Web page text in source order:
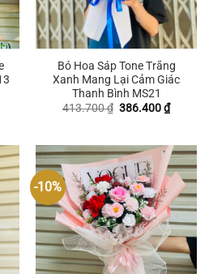
Bó Hoa Sáp Tone Trắng
Xanh Mang Lại Cảm Giác
Thanh Bình MS21
413.700₫ Giá
386.400₫Giá
hiện
-10%